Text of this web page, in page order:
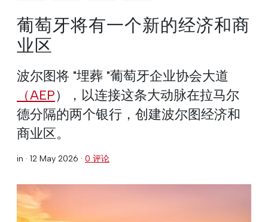
葡萄牙将有一个新的经济和商
业区
波尔图将 "埋葬 "葡萄牙企业协会大道
（AEP），以连接这条大动脉在拉马尔
德分隔的两个银行，创建波尔图经济和
商业区。
in · 12 May 2026 · 0 评论